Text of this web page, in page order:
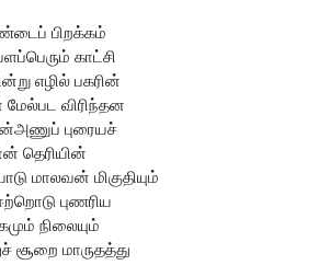
பிறக்கம்
காட்சி
எழில் பகரின்
விரிந்தன
புரையச்
தெரியின்
மாலவன் மிகுதியும்
புணரிய
நிலையும்
சூறை மாருதத்து